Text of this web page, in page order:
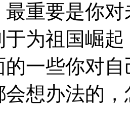
重要是你
为祖国崛
一些你对
想办法的